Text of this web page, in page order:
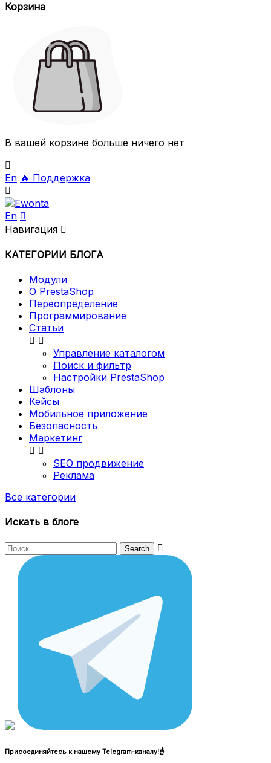
Корзина
В вашей корзине больше ничего нет

En 🔥 Поддержка

En 
Навигация 
КАТЕГОРИИ БЛОГА
Модули
О PrestaShop
Переопределение
Программирование
Статьи
 
Управление каталогом
Поиск и фильтр
Настройки PrestaShop
Шаблоны
Кейсы
Мобильное приложение
Безопасность
Маркетинг
 
SEO продвижение
Реклама
Все категории
Искать в блоге

Присоединяйтесь к нашему Telegram-каналу!☝